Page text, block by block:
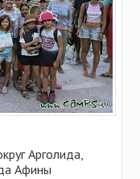
Арголида,
Афины